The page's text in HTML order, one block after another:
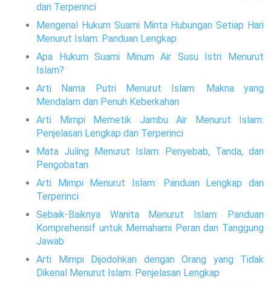
dan Terperinci
Mengenal Hukum Suami Minta Hubungan Setiap Hari
Menurut Islam: Panduan Lengkap
Apa Hukum Suami Minum Air Susu Istri Menurut
Islam?
Arti Nama Putri Menurut Islam: Makna yang
Mendalam dan Penuh Keberkahan
Arti Mimpi Memetik Jambu Air Menurut Islam:
Penjelasan Lengkap dan Terperinci
Mata Juling Menurut Islam: Penyebab, Tanda, dan
Pengobatan
Arti Mimpi Menurut Islam: Panduan Lengkap dan
Terperinci
Sebaik-Baiknya Wanita Menurut Islam: Panduan
Komprehensif untuk Memahami Peran dan Tanggung
Jawab
Arti Mimpi Dijodohkan dengan Orang yang Tidak
Dikenal Menurut Islam: Penjelasan Lengkap